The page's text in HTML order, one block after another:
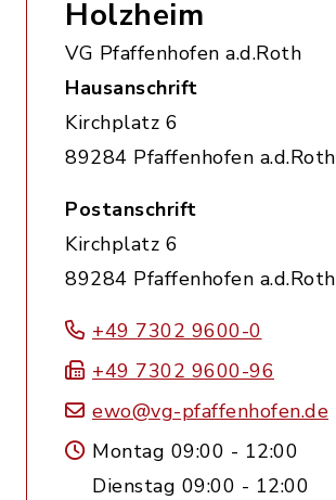
Holzheim
VG Pfaffenhofen a.d.Roth
Hausanschrift
Kirchplatz 6
89284 Pfaffenhofen a.d.Roth
Postanschrift
Kirchplatz 6
89284 Pfaffenhofen a.d.Roth
+49 7302 9600-0
+49 7302 9600-96
ewo@vg-pfaffenhofen.de
Montag 09:00 - 12:00
Dienstag 09:00 - 12:00